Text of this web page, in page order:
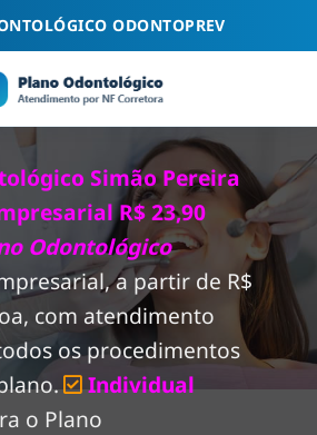
ODONTOPREV
Simão Pereira
R$ 23,90
Odontológico
a partir de R$
com atendimento
os procedimentos
Individual
o Plano